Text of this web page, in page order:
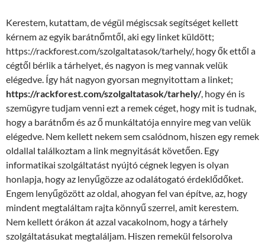
Kerestem, kutattam, de végül mégiscsak segítséget kellett
kérnem az egyik barátnőmtől, aki egy linket küldött;
https://rackforest.com/szolgaltatasok/tarhely/, hogy ők ettől a
cégtől bérlik a tárhelyet, és nagyon is meg vannak velük
elégedve. Így hát nagyon gyorsan megnyitottam a linket;
https://rackforest.com/szolgaltatasok/tarhely/, hogy én is
szemügyre tudjam venni ezt a remek céget, hogy mit is tudnak,
hogy a barátnőm és az ő munkáltatója ennyire meg van velük
elégedve. Nem kellett nekem sem csalódnom, hiszen egy remek
oldallal találkoztam a link megnyitását követően. Egy
informatikai szolgáltatást nyújtó cégnek legyen is olyan
honlapja, hogy az lenyűgözze az odalátogató érdeklődőket.
Engem lenyűgözött az oldal, ahogyan fel van építve, az, hogy
mindent megtaláltam rajta könnyű szerrel, amit kerestem.
Nem kellett órákon át azzal vacakolnom, hogy a tárhely
szolgáltatásukat megtaláljam. Hiszen remekül felsorolva